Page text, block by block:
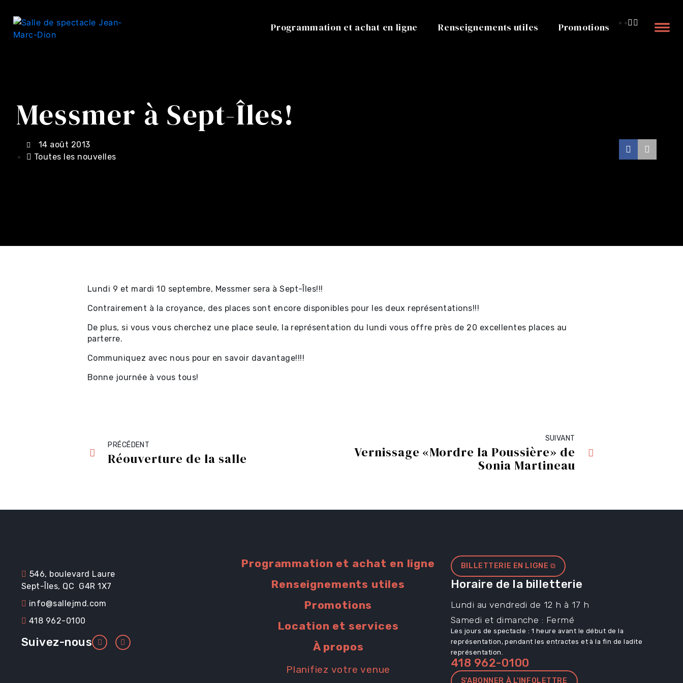
Programmation et achat en ligne Renseignements utiles Promotions
Messmer à Sept-Îles!
14 août 2013
Toutes les nouvelles
Lundi 9 et mardi 10 septembre, Messmer sera à Sept-Îles!!!
Contrairement à la croyance, des places sont encore disponibles pour les deux représentations!!!
De plus, si vous vous cherchez une place seule, la représentation du lundi vous offre près de 20 excellentes places au
parterre.
Communiquez avec nous pour en savoir davantage!!!!
Bonne journée à vous tous!
PRÉCÉDENT
Réouverture de la salle
SUIVANT
Vernissage «Mordre la Poussière» de
Sonia Martineau
546, boulevard Laure
Sept-Îles, QC G4R 1X7
info@sallejmd.com
418 962-0100
Suivez-nous
Programmation et achat en ligne
Renseignements utiles
Promotions
Location et services
À propos
Planifiez votre venue
BILLETTERIE EN LIGNE ⧉
Horaire de la billetterie
Lundi au vendredi de 12 h à 17 h
Samedi et dimanche : Fermé
Les jours de spectacle : 1 heure avant le début de la
représentation, pendant les entractes et à la fin de ladite
représentation.
418 962-0100
S'ABONNER À L'INFOLETTRE
Achat en ligne - Spectacles
professionnels ⧉
Achat en ligne - Certificat-
cadeau ⧉
Location et services